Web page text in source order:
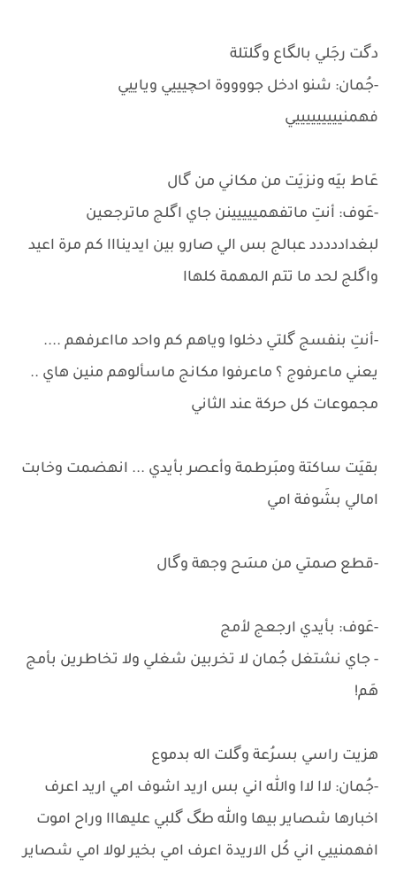
دگت رجَلي بالگاع وگلتلة
-جُمان: شنو ادخل جووووة احچيييي وياييي
فهمنيييييييييي
عَاط بيَه ونزيَت من مكاني من گال
-عَوف: أنتِ ماتفهمييييينن جاي اگلج ماترجعين
لبغداددددد عبالج بس الي صارو بين ايدينااا كم مرة اعيد
واگلج لحد ما تتم المهمة كلهاا
-أنتِ بنفسج گلتي دخلوا وياهم كم واحد مااعرفهم ....
يعني ماعرفوج ؟ ماعرفوا مكانج ماسألوهم منين هاي ..
مجموعات كل حركة عند الثاني
بقيَت ساكتة ومبَرطمة وأعصر بأيدي ... انهضمت وخابت
امالي بشَوفة امي
-قطع صمتي من مسَح وجهة وگال
-عَوف: بأيدي ارجعج لأمج
- جاي نشتغل جُمان لا تخربين شغلي ولا تخاطرين بأمج
هَم!
هزيت راسي بسرُعة وگلت اله بدموع
-جُمان: لاا لاا والله اني بس اريد اشوف امي اريد اعرف
اخبارها شصاير بيها والله طگ گلبي عليهااا وراح اموت
افهمنييي اني كُل الاريدة اعرف امي بخير لولا امي شصاير